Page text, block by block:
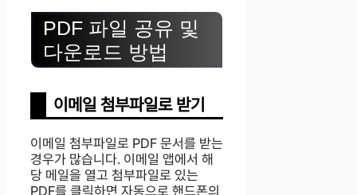
PDF 파일 공유 및
다운로드 방법
이메일 첨부파일로 받기
이메일 첨부파일로 PDF 문서를 받는
경우가 많습니다. 이메일 앱에서 해
당 메일을 열고 첨부파일로 있는
PDF를 클릭하면 자동으로 핸드폰의